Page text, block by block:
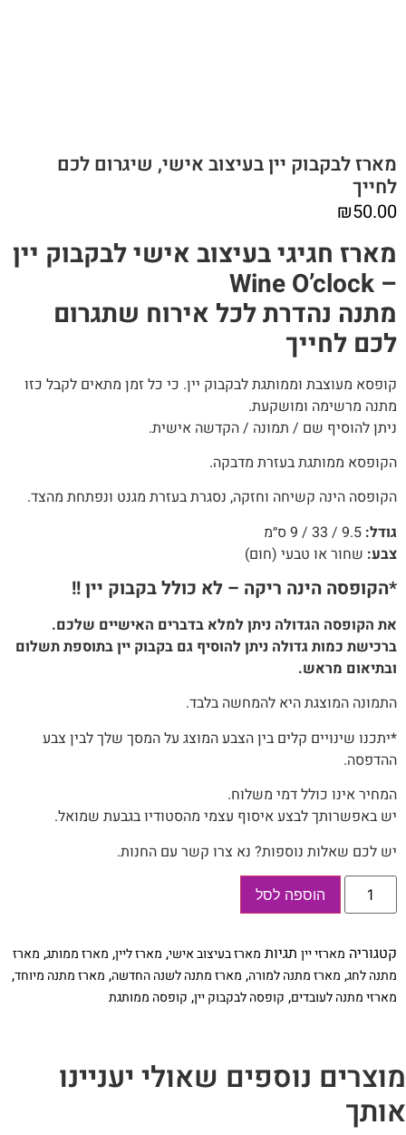
מארז לבקבוק יין בעיצוב אישי, שיגרום לכם
לחייך
₪50.00
מארז חגיגי בעיצוב אישי לבקבוק יין
– Wine O’clock
מתנה נהדרת לכל אירוח שתגרום
לכם לחייך
קופסא מעוצבת וממותגת לבקבוק יין. כי כל זמן מתאים לקבל כזו
מתנה מרשימה ומושקעת.
ניתן להוסיף שם / תמונה / הקדשה אישית.
הקופסא ממותגת בעזרת מדבקה.
הקופסה הינה קשיחה וחזקה, נסגרת בעזרת מגנט ונפתחת מהצד.
גודל: 9.5 / 33 / 9 ס״מ
צבע: שחור או טבעי (חום)
*הקופסה הינה ריקה – לא כולל בקבוק יין !!
את הקופסה הגדולה ניתן למלא בדברים האישיים שלכם.
ברכישת כמות גדולה ניתן להוסיף גם בקבוק יין בתוספת תשלום
ובתיאום מראש.
התמונה המוצגת היא להמחשה בלבד.
*יתכנו שינויים קלים בין הצבע המוצג על המסך שלך לבין צבע
ההדפסה.
המחיר אינו כולל דמי משלוח.
יש באפשרותך לבצע איסוף עצמי מהסטודיו בגבעת שמואל.
יש לכם שאלות נוספות? נא צרו קשר עם החנות.
כמות
מארז
בעיצוב
אישי,
שיגרום
לכם
הוספה לסל
קטגוריה מארזי יין תגיות מארז בעיצוב אישי, מארז ליין, מארז ממותג, מארז
מתנה לחג, מארז מתנה למורה, מארז מתנה לשנה החדשה, מארז מתנה מיוחד,
מארזי מתנה לעובדים, קופסה לבקבוק יין, קופסה ממותגת
מוצרים נוספים שאולי יעניינו
אותך